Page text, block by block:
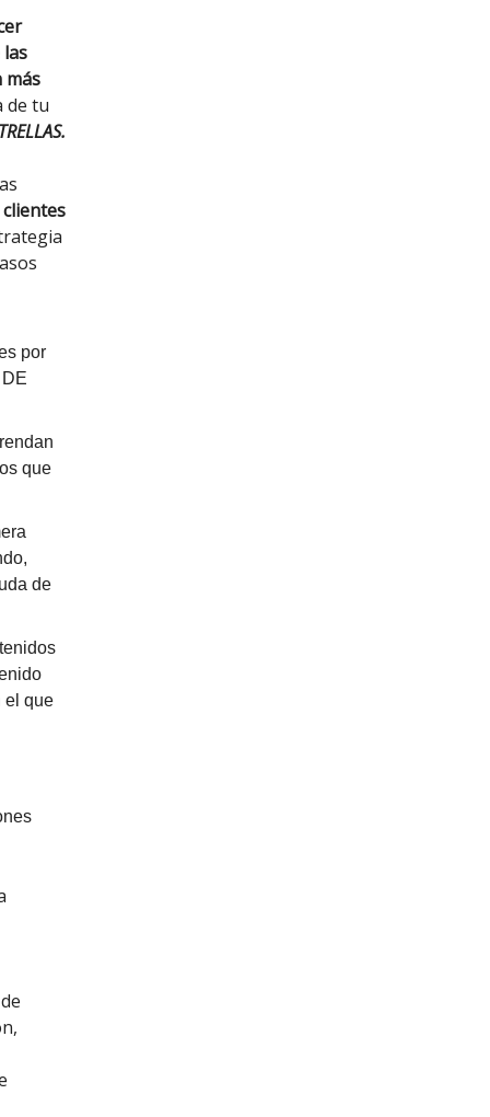
más
de tu
por
que
de
el que